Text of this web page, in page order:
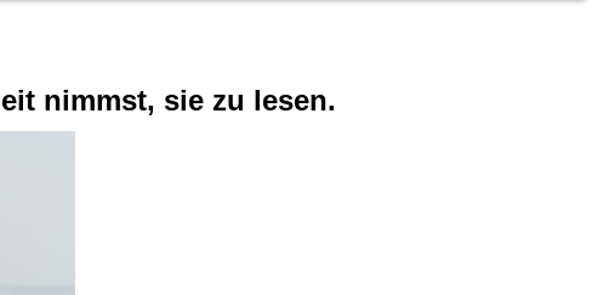
nimmst, sie zu lesen.